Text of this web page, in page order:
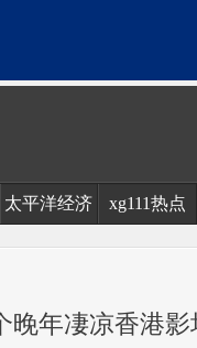
太平洋经济 xg111热点
晚年凄凉香港